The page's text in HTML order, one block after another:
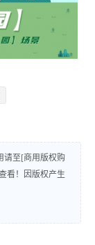
请至[商用版权购
看！因版权产生